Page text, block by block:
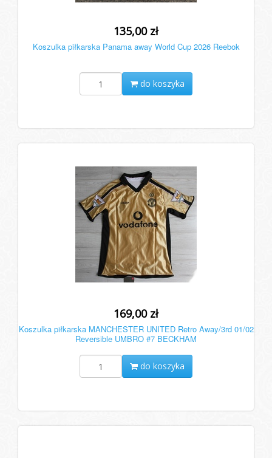
135,00 zł
Koszulka piłkarska Panama away World Cup 2026 Reebok
do koszyka
169,00 zł
Koszulka piłkarska MANCHESTER UNITED Retro Away/3rd 01/02
Reversible UMBRO #7 BECKHAM
do koszyka